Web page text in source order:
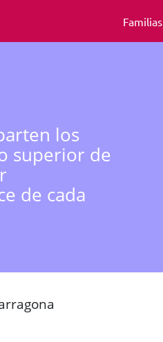
Familias
los
superior de
de cada